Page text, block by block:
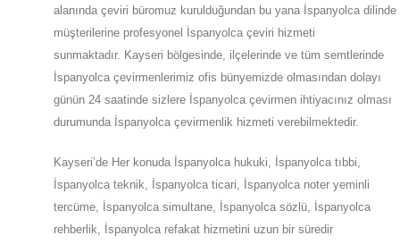
alanında çeviri büromuz kurulduğundan bu yana İspanyolca dilinde
müşterilerine profesyonel İspanyolca çeviri hizmeti
sunmaktadır. Kayseri bölgesinde, ilçelerinde ve tüm semtlerinde
İspanyolca çevirmenlerimiz ofis bünyemizde olmasından dolayı
günün 24 saatinde sizlere İspanyolca çevirmen ihtiyacınız olması
durumunda İspanyolca çevirmenlik hizmeti verebilmektedir.
Kayseri’de Her konuda İspanyolca hukuki, İspanyolca tıbbi,
İspanyolca teknik, İspanyolca ticari, İspanyolca noter yeminli
tercüme, İspanyolca simultane, İspanyolca sözlü, İspanyolca
rehberlik, İspanyolca refakat hizmetini uzun bir süredir